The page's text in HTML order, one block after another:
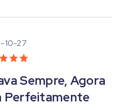
10-27
Sempre, Agora
Perfeitamente